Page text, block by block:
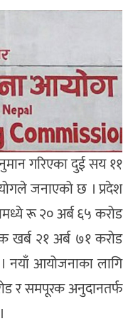
गरिएका दुई सय ११
जनाएको छ । प्रदेश
रू २० अर्ब ६५ करोड
खर्ब २१ अर्ब ७१ करोड
नयाँ आयोजनाका लागि
र समपूरक अनुदानतर्फ